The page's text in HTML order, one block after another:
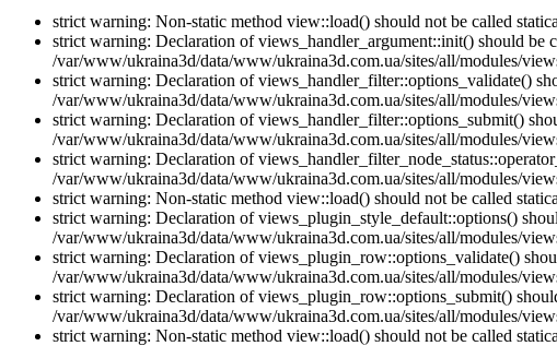
strict warning: Non-static method view::load() should not be called
strict warning: Declaration of views_handler_argument::init() should
/var/www/ukraina3d/data/www/ukraina3d.com.ua/sites/all/modules/
strict warning: Declaration of views_handler_filter::options_validate()
/var/www/ukraina3d/data/www/ukraina3d.com.ua/sites/all/modules/
strict warning: Declaration of views_handler_filter::options_submit()
/var/www/ukraina3d/data/www/ukraina3d.com.ua/sites/all/modules/
strict warning: Declaration of
/var/www/ukraina3d/data/www/ukraina3d.com.ua/sites/all/modules/
strict warning: Non-static method view::load() should not be called
strict warning: Declaration of views_plugin_style_default::options()
/var/www/ukraina3d/data/www/ukraina3d.com.ua/sites/all/modules/
strict warning: Declaration of views_plugin_row::options_validate()
/var/www/ukraina3d/data/www/ukraina3d.com.ua/sites/all/modules/
strict warning: Declaration of views_plugin_row::options_submit()
/var/www/ukraina3d/data/www/ukraina3d.com.ua/sites/all/modules/
strict warning: Non-static method view::load() should not be called